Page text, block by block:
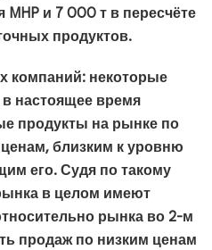
MHP и 7 000 т в пересчёте
продуктов.
компаний: некоторые
настоящее время
продукты на рынке по
близким к уровню
его. Судя по такому
в целом имеют
рынка во 2-м
продаж по низким ценам